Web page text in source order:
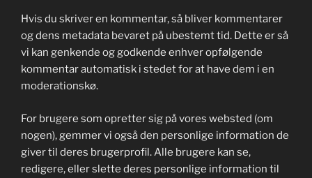
Hvis du skriver en kommentar, så bliver kommentarer
og dens metadata bevaret på ubestemt tid. Dette er så
vi kan genkende og godkende enhver opfølgende
kommentar automatisk i stedet for at have dem i en
moderationskø.
For brugere som opretter sig på vores websted (om
nogen), gemmer vi også den personlige information de
giver til deres brugerprofil. Alle brugere kan se,
redigere, eller slette deres personlige information til